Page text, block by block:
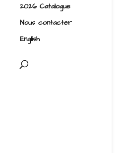
2026 Catalogue
Nous contacter
English